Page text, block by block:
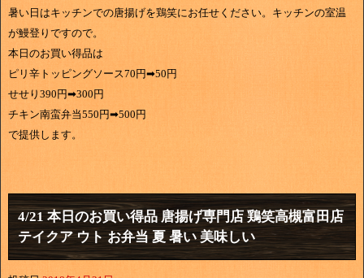
暑い日はキッチンでの唐揚げを鶏笑にお任せください。キッチンの室温
が鰻登りですので。
本日のお買い得品は
ピリ辛トッピングソース70円➡50円
せせり390円➡300円
チキン南蛮弁当550円➡500円
で提供します。
4/21 本日のお買い得品 唐揚げ専門店 鶏笑高槻富田店
テイクア ウト お弁当 夏 暑い 美味しい